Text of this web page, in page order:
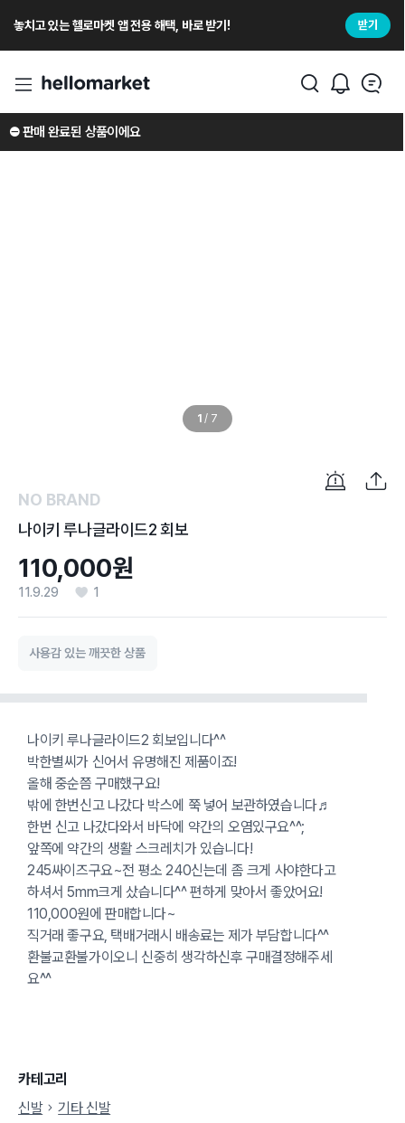
놓치고 있는 헬로마켓 앱 전용 해택, 바로 받기! 받기
1 / 7
⛔️ 판매 완료된 상품이에요
NO BRAND
나이키 루나글라이드2 회보
110,000원
11.9.29 1
사용감 있는 깨끗한 상품
나이키 루나글라이드2 회보입니다^^
박한별씨가 신어서 유명해진 제품이죠!
올해 중순쯤 구매했구요!
밖에 한번신고 나갔다 박스에 쭉 넣어 보관하였습니다♬
한번 신고 나갔다와서 바닥에 약간의 오염있구요^^;
앞쪽에 약간의 생활 스크레치가 있습니다!
245싸이즈구요~전 평소 240신는데 좀 크게 사야한다고
하셔서 5mm크게 샀습니다^^ 편하게 맞아서 좋았어요!
110,000원에 판매합니다~
직거래 좋구요, 택배거래시 배송료는 제가 부담합니다^^
환불교환불가이오니 신중히 생각하신후 구매결정해주세
요^^
카테고리
신발
기타 신발